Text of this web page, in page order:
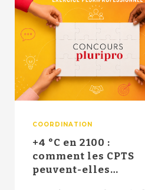
COORDINATION
+4 °C en 2100 :
comment les CPTS
peuvent-elles